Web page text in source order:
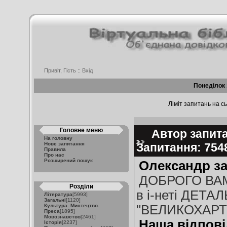
Привіт, Гість :: Вхід
Ліміт запитань на
Головне меню
На головну
Нове запитання
Правила
Про нас
Розширений пошук
Розділи
Література[5993]
Загальні[1120]
Культура. Мистецтво.
Преса[1895]
Мовознавство[2461]
Історія[2237]
Автор
Запитання:
Олександр
ДОБРОГО ВАМ
в і-неті